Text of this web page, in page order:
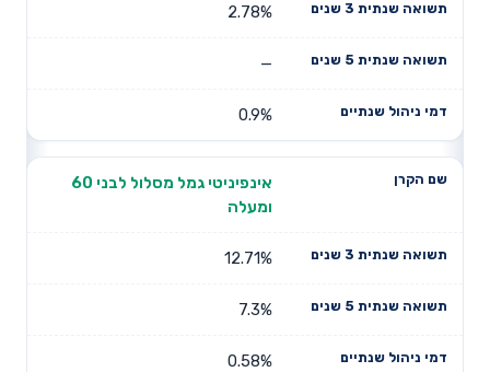
2.78%
—
0.9%
אינפיניטי גמל מסלול לבני 60
ומעלה
12.71%
7.3%
0.58%